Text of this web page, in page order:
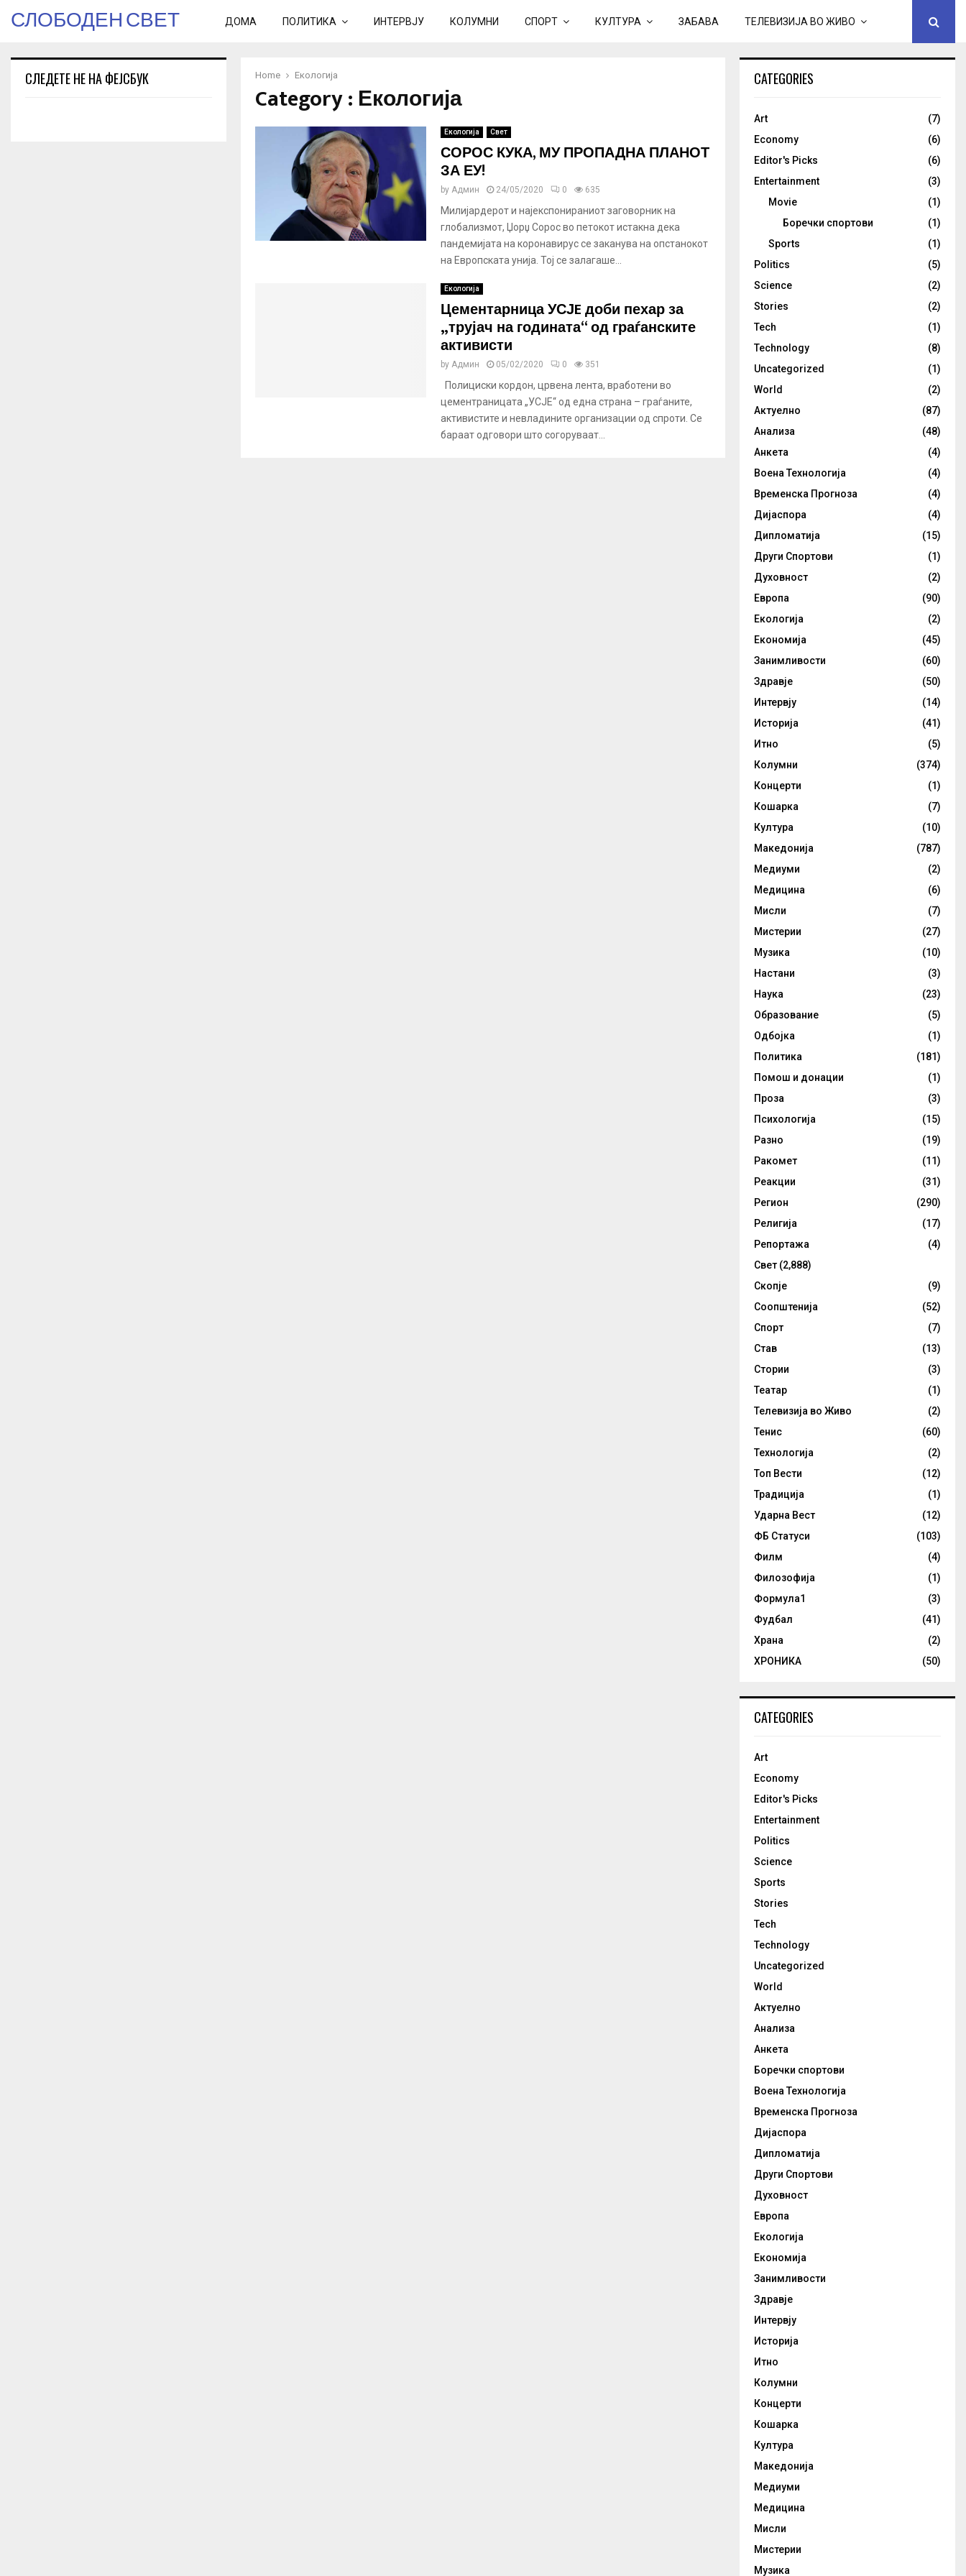
СЛОБОДЕН СВЕТ ДОМА ПОЛИТИКА ИНТЕРВЈУ КОЛУМНИ СПОРТ КУЛТУРА ЗАБАВА ТЕЛЕВИЗИЈА ВО ЖИВО
Home Екологија
Category : Екологија
Екологија Свет
СОРОС КУКА, МУ ПРОПАДНА ПЛАНОТ
ЗА ЕУ!
by Админ 24/05/2020 0 635
Милијардерот и најекспонираниот заговорник на
глобализмот, Џорџ Сорос во петокот истакна дека
пандемијата на коронавирус се заканува на опстанокот
на Европската унија. Тој се залагаше...
Екологија
Цементарница УСЈE доби пехар за
„трујач на годината“ од граѓанските
активисти
by Админ 05/02/2020 0 351
Полициски кордон, црвена лента, вработени во
цементраницата „УСЈЕ“ од една страна – граѓаните,
активистите и невладините организации од спроти. Се
бараат одговори што согоруваат...
СЛЕДЕТЕ НЕ НА ФЕЈСБУК CATEGORIES
Art
(7)
Economy
(6)
Editor's Picks
(6)
Entertainment
(3)
Movie
(1)
Боречки спортови
(1)
Sports
(1)
Politics
(5)
Science
(2)
Stories
(2)
Tech
(1)
Technology
(8)
Uncategorized
(1)
World
(2)
Актуелно
(87)
Анализа
(48)
Анкета
(4)
Воена Технологија
(4)
Временска Прогноза
(4)
Дијаспора
(4)
Дипломатија
(15)
Други Спортови
(1)
Духовност
(2)
Европа
(90)
Екологија
(2)
Економија
(45)
Занимливости
(60)
Здравје
(50)
Интервју
(14)
Историја
(41)
Итно
(5)
Колумни
(374)
Концерти
(1)
Кошарка
(7)
Култура
(10)
Македонија
(787)
Медиуми
(2)
Медицина
(6)
Мисли
(7)
Мистерии
(27)
Музика
(10)
Настани
(3)
Наука
(23)
Образование
(5)
Одбојка
(1)
Политика
(181)
Помош и донации
(1)
Проза
(3)
Психологија
(15)
Разно
(19)
Ракомет
(11)
Реакции
(31)
Регион
(290)
Религија
(17)
Репортажа
(4)
Свет (2,888)
Скопје
(9)
Соопштенија
(52)
Спорт
(7)
Став
(13)
Стории
(3)
Театар
(1)
Телевизија во Живо
(2)
Тенис
(60)
Технологија
(2)
Топ Вести
(12)
Традиција
(1)
Ударна Вест
(12)
ФБ Статуси
(103)
Филм
(4)
Филозофија
(1)
Формула1
(3)
Фудбал
(41)
Храна
(2)
ХРОНИКА
(50)
CATEGORIES
Art
Economy
Editor's Picks
Entertainment
Politics
Science
Sports
Stories
Tech
Technology
Uncategorized
World
Актуелно
Анализа
Анкета
Боречки спортови
Воена Технологија
Временска Прогноза
Дијаспора
Дипломатија
Други Спортови
Духовност
Европа
Екологија
Економија
Занимливости
Здравје
Интервју
Историја
Итно
Колумни
Концерти
Кошарка
Култура
Македонија
Медиуми
Медицина
Мисли
Мистерии
Музика